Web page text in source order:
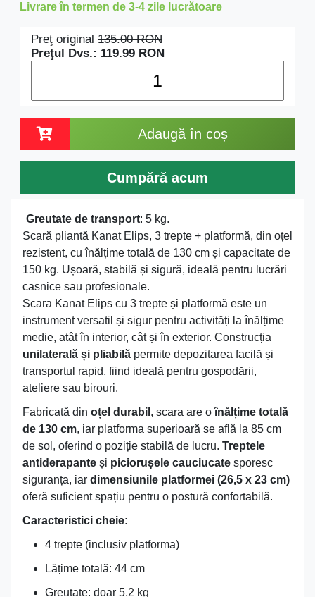
Livrare în termen de 3-4 zile lucrătoare
Preţ original 135.00RON
Preţul Dvs.: 119.99 RON
Adaugă în coș
Cumpără acum
Greutate de transport: 5 kg.
Scară pliantă Kanat Elips, 3 trepte + platformă, din oțel
rezistent, cu înălțime totală de 130 cm și capacitate de
150 kg. Ușoară, stabilă și sigură, ideală pentru lucrări
casnice sau profesionale.
Scara Kanat Elips cu 3 trepte și platformă este un
instrument versatil și sigur pentru activități la înălțime
medie, atât în interior, cât și în exterior. Construcția
unilaterală și pliabilă permite depozitarea facilă și
transportul rapid, fiind ideală pentru gospodării,
ateliere sau birouri.
Fabricată din oțel durabil , scara are oînălțime totală
de 130 cm, iar platforma superioară se află la 85 cm
de sol, oferind o poziție stabilă de lucru. Treptele
antiderapante și piciorușele cauciucate sporesc
siguranța, iar dimensiunile platformei (26,5 x 23 cm)
oferă suficient spațiu pentru o postură confortabilă.
Caracteristici cheie:
4 trepte (inclusiv platforma)
Lățime totală: 44 cm
Greutate: doar 5,2 kg